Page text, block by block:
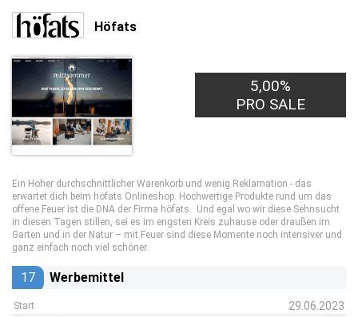
Höfats
5,00%
PRO SALE
Ein Hoher durchschnittlicher Warenkorb und wenig Reklamation - das
erwartet dich beim höfats Onlineshop. Hochwertige Produkte rund um das
offene Feuer ist die DNA der Firma höfats. Und egal wo wir diese Sehnsucht
in diesen Tagen stillen, sei es im engsten Kreis zuhause oder draußen im
Garten und in der Natur – mit Feuer sind diese Momente noch intensiver und
ganz einfach noch viel schöner.
17 Werbemittel
Start 29.06.2023